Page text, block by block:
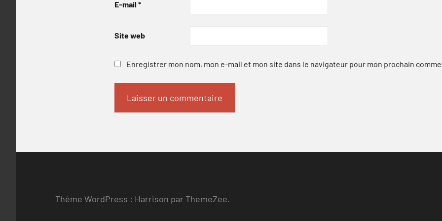
E-mail *
Site web
Enregistrer mon nom, mon e-mail et mon site dans le navigateur pour mon prochain
Thème WordPress : Harrison par ThemeZee.